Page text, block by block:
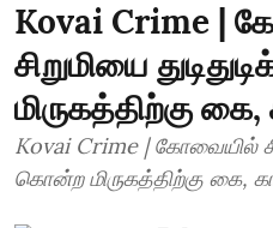
Kovai Crime |
சிறுமியை
மிருகத்திற்கு கை,
Kovai Crime | கோவையில்
கொன்ற மிருகத்திற்கு கை,